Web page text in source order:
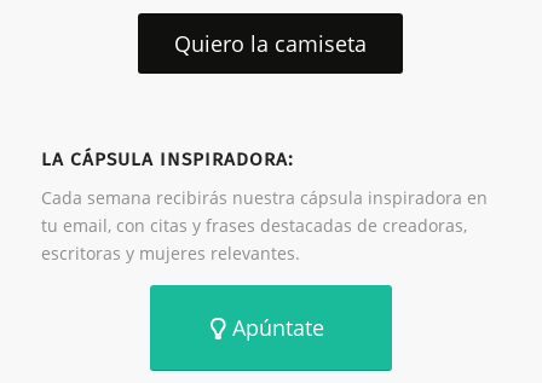
Quiero la camiseta
LA CÁPSULA INSPIRADORA:
Cada semana recibirás nuestra cápsula inspiradora en
tu email, con citas y frases destacadas de creadoras,
escritoras y mujeres relevantes.
Apúntate